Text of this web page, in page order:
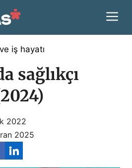
iş hayatı
sağlıkçı
2022
2025